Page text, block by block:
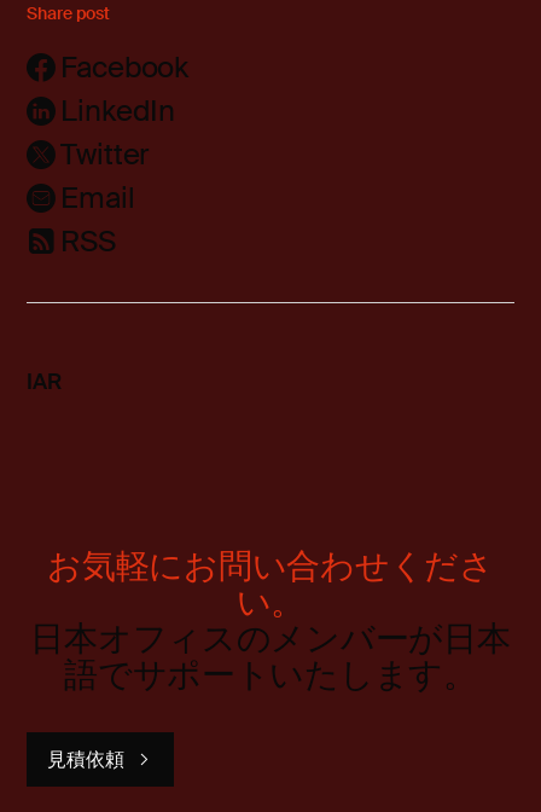
Share post
Facebook
LinkedIn
Twitter
Email
RSS
IAR
お気軽にお問い合わせくださ
い。
日本オフィスのメンバーが日本
語でサポートいたします。
見積依頼